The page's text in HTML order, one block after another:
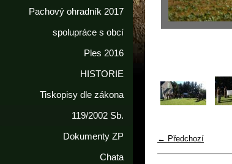
← Předchozí
Pachový ohradník 2017
spolupráce s obcí
Ples 2016
HISTORIE
Tiskopisy dle zákona
119/2002 Sb.
Dokumenty ZP
Chata